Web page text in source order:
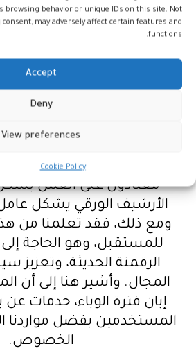
browsing behavior or unique IDs on this site. Not
may adversely affect certain features and
functions.
Accept
Deny
View preferences
Cookie Policy
الناس أو لدى صناع
19 خلال السنتين
الأرشيف؟
على غرار جميع القطاعات،
مؤسسة أرشيف المغرب،
معتادون على العمل
الأرشيف الورقي يشكل عامل
ومع ذلك، فقد تعلمنا من
للمستقبل، وهو الحاجة
الرقمنة الحديثة، وتعزيز
المجال. وأشير هنا إلى
إبان فترة الوباء، خدمات
المستخدمين بفضل مواردنا
الخصوص.